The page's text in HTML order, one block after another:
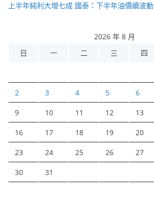
上半年純利大增七成 國泰：下半年油價續波動
2026 年 8 月
日
一 二 三 四
2 3 4 5 6
9 10 11 12 13
16 17 18 19 20
23 24 25 26 27
30 31